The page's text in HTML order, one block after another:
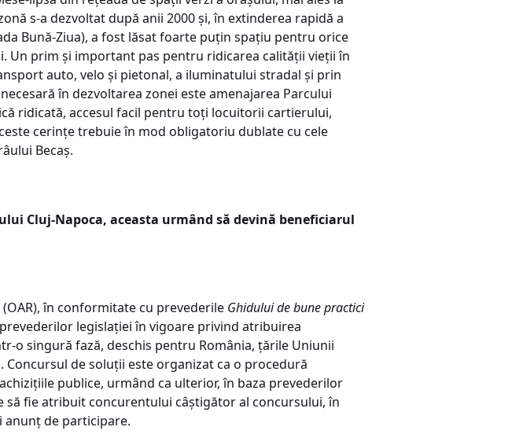
s-a dezvoltat după anii 2000 și, în extinderea rapidă a
Bună-Ziua), a fost lăsat foarte puțin spațiu pentru orice
Un prim și important pas pentru ridicarea calității vieții în
auto, velo și pietonal, a iluminatului stradal și prin
în dezvoltarea zonei este amenajarea Parcului
ridicată, accesul facil pentru toți locuitorii cartierului,
cerințe trebuie în mod obligatoriu dublate cu cele
Becaș.
Cluj-Napoca, aceasta urmând să devină beneficiarul
în conformitate cu prevederile Ghidului de bune practici
legislației în vigoare privind atribuirea
o singură fază, deschis pentru România, țările Uniunii
Concursul de soluții este organizat ca o procedură
publice, urmând ca ulterior, în baza prevederilor
să fie atribuit concurentului câștigător al concursului, în
anunț de participare.